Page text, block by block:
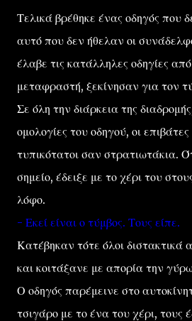
Τελικά βρέθηκε ένας οδηγός που
αυτό που δεν ήθελαν οι
έλαβε τις κατάλληλες οδηγίες
μεταφραστή, ξεκίνησαν για τον
Σε όλη την διάρκεια της
ομολογίες του οδηγού, οι
τυπικότατοι σαν στρατιωτάκια.
σημείο, έδειξε με το χέρι του
λόφο.
- Εκεί είναι ο τύμβος. Τους είπε.
Κατέβηκαν τότε όλοι διστακτικά
και κοιτάξανε με απορία την
Ο οδηγός παρέμεινε στο
τσιγάρο με το ένα του χέρι, τους